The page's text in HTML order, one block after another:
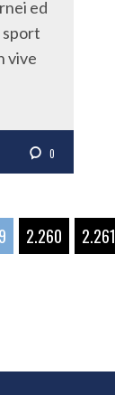
ed
vive
0
2.260 2.261